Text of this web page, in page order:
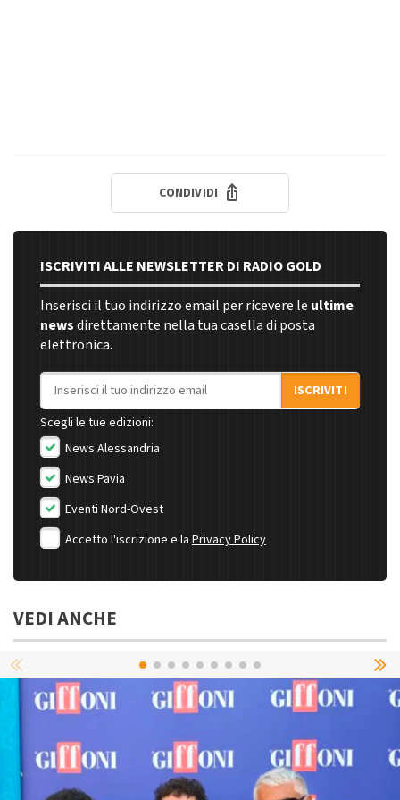
CONDIVIDI
ISCRIVITI ALLE NEWSLETTER DI RADIO GOLD
Inserisci il tuo indirizzo email per ricevere le ultime
newsdirettamente nella tua casella di posta
elettronica.
Indirizzo email
ISCRIVITI
Scegli le tue edizioni:
News Alessandria
News Pavia
Eventi Nord-Ovest
Accetto l'iscrizione e la Privacy Policy
VEDI ANCHE